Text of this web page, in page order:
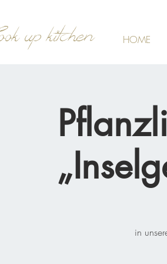
up kitchen HOME
in